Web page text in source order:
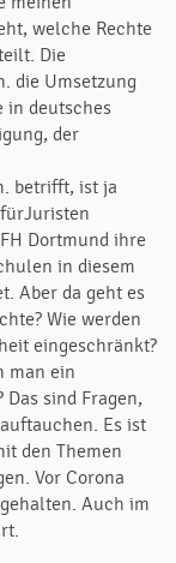
welche Rechte
Die
die Umsetzung
in deutsches
der
betrifft, ist ja
Dortmund ihre
in diesem
Aber da geht es
Wie werden
eingeschränkt?
man ein
sind Fragen,
Es ist
den Themen
Vor Corona
Auch im